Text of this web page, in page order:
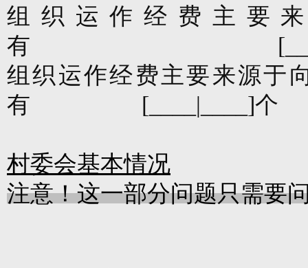
组织运作经费主要
有
组织运作经费主要来源于
有
[____|____]个
村委会基本情况
注意！这一部分问题只需要